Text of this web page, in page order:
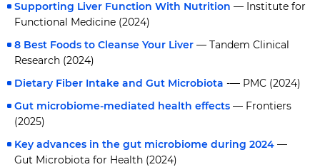
Supporting Liver Function With Nutrition — Institute for
Functional Medicine (2024)
8 Best Foods to Cleanse Your Liver — Tandem Clinical
Research (2024)
Dietary Fiber Intake and Gut Microbiota -— PMC (2024)
Gut microbiome-mediated health effects — Frontiers
(2025)
Key advances in the gut microbiome during 2024 —
Gut Microbiota for Health (2024)